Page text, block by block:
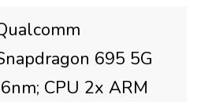
695 5G
CPU 2x ARM